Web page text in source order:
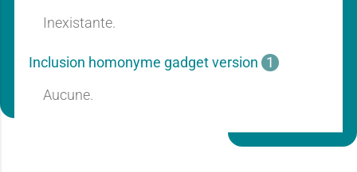
a
a
n
a
r
a
r
Inexistante.
Inclusion homonyme gadget version 1
Aucune.